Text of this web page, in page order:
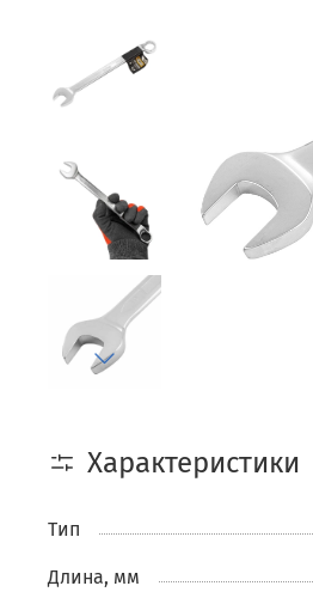
Характеристики
Тип
Длина, мм